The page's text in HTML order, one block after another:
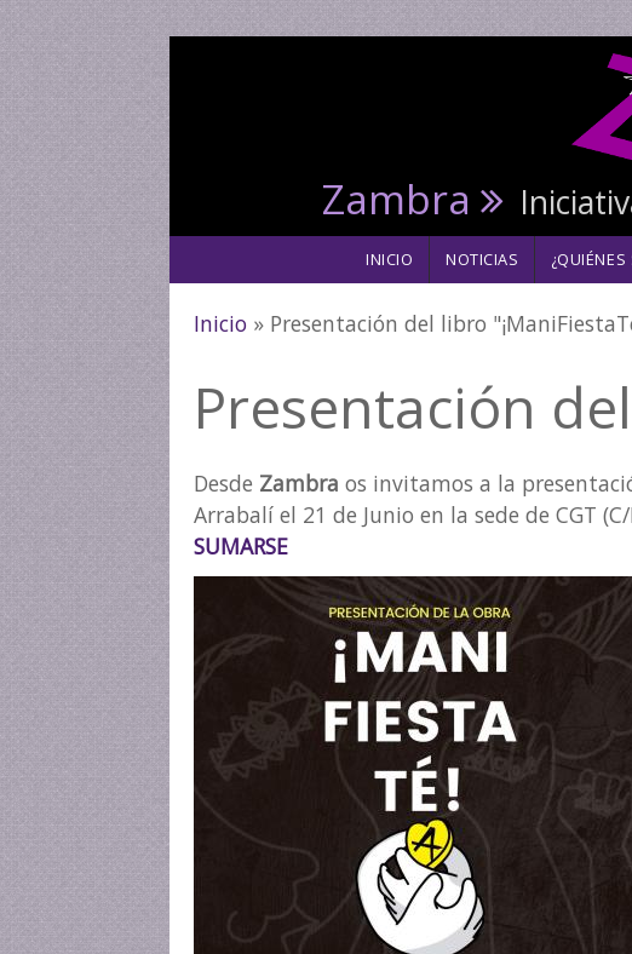
Pasar al contenido principal
Zambra
INICIO NOTICIAS
Se encuentra usted
Inicio » Presentación del libro
Presentación
Desde Zambra os invitamos a la
Arrabalí el 21 de Junio en la sede de CGT
SUMARSE